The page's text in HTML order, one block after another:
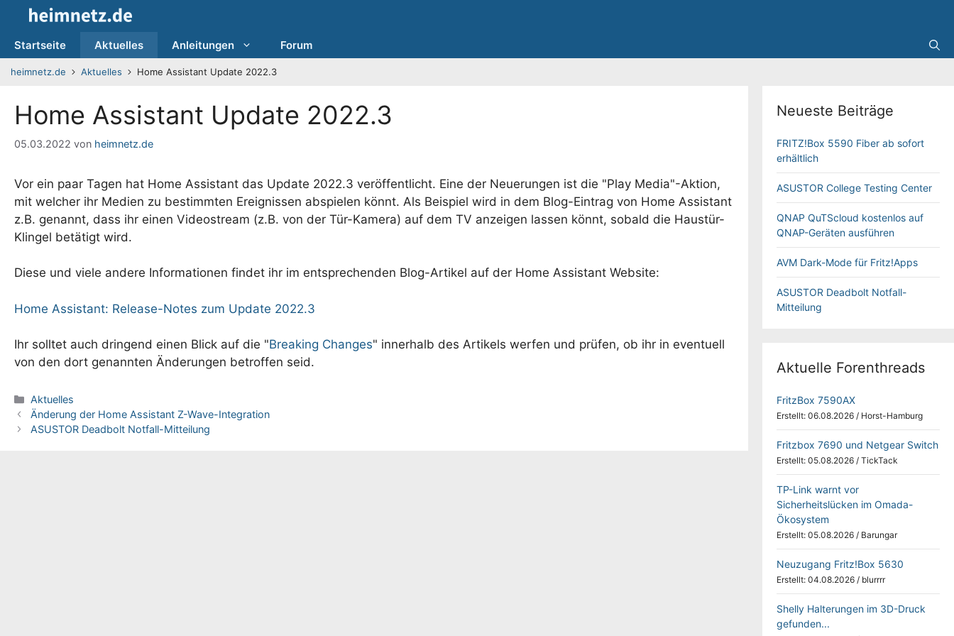
Inhalt
springen
Startseite Aktuelles Anleitungen Forum
heimnetz.de Aktuelles Home Assistant Update 2022.3
Home Assistant Update 2022.3
05.03.2022 von heimnetz.de
Vor ein paar Tagen hat Home Assistant das Update 2022.3 veröffentlicht. Eine der Neuerungen ist die "Play Media"-Aktion,
mit welcher ihr Medien zu bestimmten Ereignissen abspielen könnt. Als Beispiel wird in dem Blog-Eintrag von Home Assistant
z.B. genannt, dass ihr einen Videostream (z.B. von der Tür-Kamera) auf dem TV anzeigen lassen könnt, sobald die Haustür-
Klingel betätigt wird.
Diese und viele andere Informationen findet ihr im entsprechenden Blog-Artikel auf der Home Assistant Website:
Home Assistant: Release-Notes zum Update 2022.3
Ihr solltet auch dringend einen Blick auf die "Breaking Changes" innerhalb des Artikels werfen und prüfen, ob ihr in eventuell
von den dort genannten Änderungen betroffen seid.
Kategorien
Aktuelles
Änderung der Home Assistant Z-Wave-Integration
ASUSTOR Deadbolt Notfall-Mitteilung
Neueste Beiträge
FRITZ!Box 5590 Fiber ab sofort
erhältlich
ASUSTOR College Testing Center
QNAP QuTScloud kostenlos auf
QNAP-Geräten ausführen
AVM Dark-Mode für Fritz!Apps
ASUSTOR Deadbolt Notfall-
Mitteilung
Aktuelle Forenthreads
FritzBox 7590AX
Erstellt: 06.08.2026 / Horst-Hamburg
Fritzbox 7690 und Netgear Switch
Erstellt: 05.08.2026 / TickTack
TP-Link warnt vor
Sicherheitslücken im Omada-
Ökosystem
Erstellt: 05.08.2026 / Barungar
Neuzugang Fritz!Box 5630
Erstellt: 04.08.2026 / blurrrr
Shelly Halterungen im 3D-Druck
gefunden...